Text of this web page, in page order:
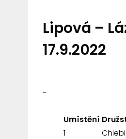
Lipová –
17.9.2022
Umístění
1